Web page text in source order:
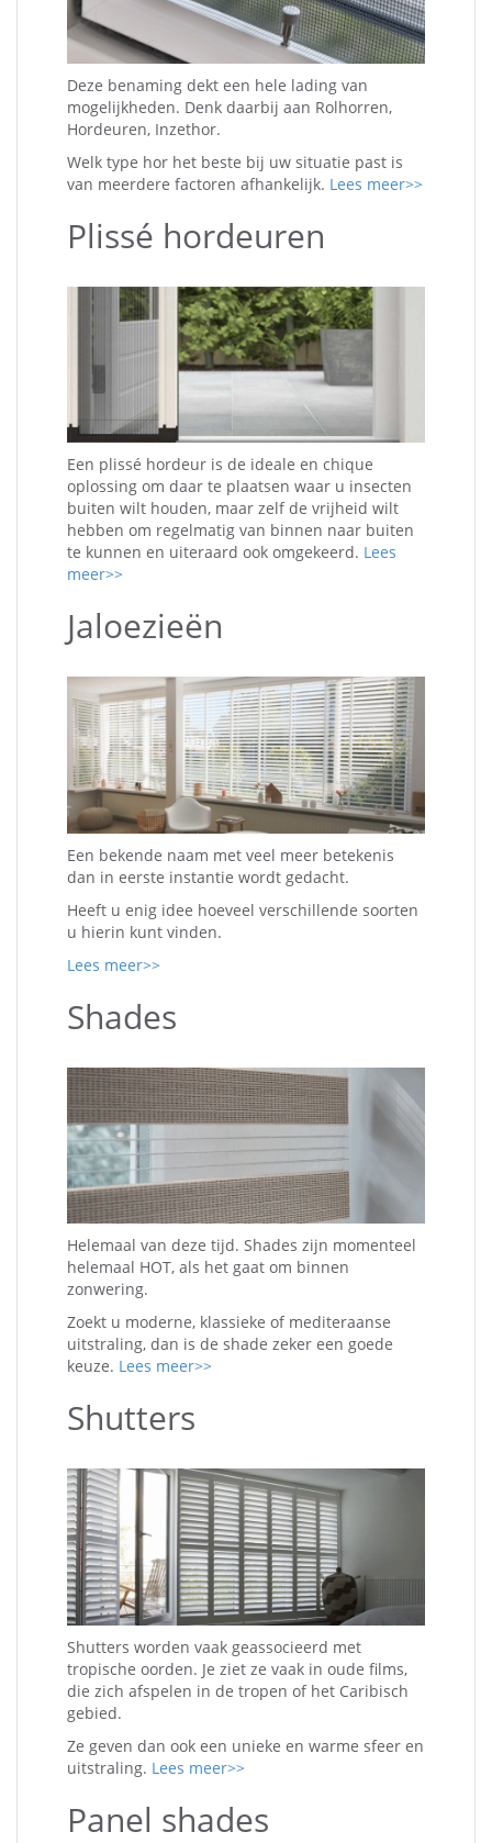
Deze benaming dekt een hele lading van
mogelijkheden. Denk daarbij aan Rolhorren,
Hordeuren, Inzethor.
Welk type hor het beste bij uw situatie past is
van meerdere factoren afhankelijk. Lees meer>>
Plissé hordeuren
Een plissé hordeur is de ideale en chique
oplossing om daar te plaatsen waar u insecten
buiten wilt houden, maar zelf de vrijheid wilt
hebben om regelmatig van binnen naar buiten
te kunnen en uiteraard ook omgekeerd. Lees
meer>>
Jaloezieën
Een bekende naam met veel meer betekenis
dan in eerste instantie wordt gedacht.
Heeft u enig idee hoeveel verschillende soorten
u hierin kunt vinden.
Lees meer>>
Shades
Helemaal van deze tijd. Shades zijn momenteel
helemaal HOT, als het gaat om binnen
zonwering.
Zoekt u moderne, klassieke of mediteraanse
uitstraling, dan is de shade zeker een goede
keuze. Lees meer>>
Shutters
Shutters worden vaak geassocieerd met
tropische oorden. Je ziet ze vaak in oude films,
die zich afspelen in de tropen of het Caribisch
gebied.
Ze geven dan ook een unieke en warme sfeer en
uitstraling. Lees meer>>
Panel shades